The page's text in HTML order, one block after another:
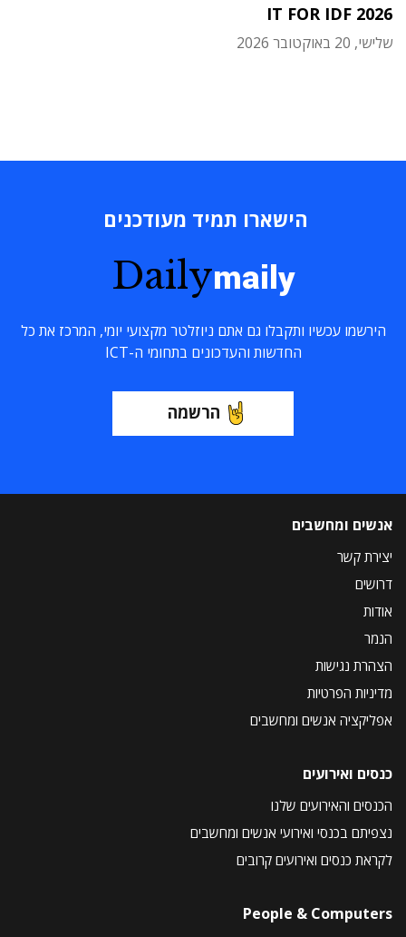
IT FOR IDF 2026
שלישי, 20 באוקטובר 2026
הישארו תמיד מעודכנים
Dailymaily
הירשמו עכשיו ותקבלו גם אתם ניוזלטר מקצועי יומי, המרכז את כל
החדשות והעדכונים בתחומי ה-ICT
הרשמה
אנשים ומחשבים
יצירת קשר
דרושים
אודות
הנמר
הצהרת נגישות
מדיניות הפרטיות
אפליקציה אנשים ומחשבים
כנסים ואירועים
הכנסים והאירועים שלנו
נצפיתם בכנסי ואירועי אנשים ומחשבים
לקראת כנסים ואירועים קרובים
People & Computers